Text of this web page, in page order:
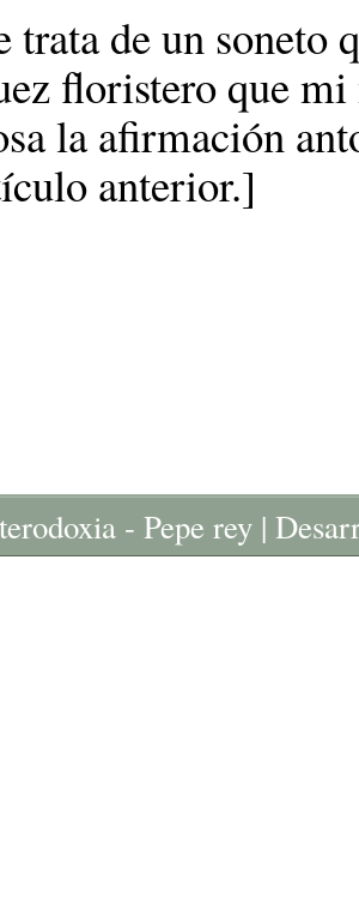
trata de un soneto
floristero que
la afirmación
anterior.]
- Pepe rey |